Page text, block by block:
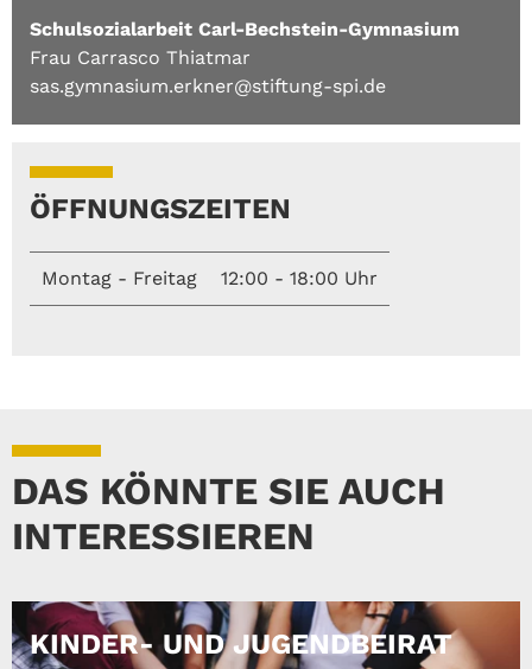
Schulsozialarbeit Carl-Bechstein-Gymnasium
Frau Carrasco Thiatmar
sas.gymnasium.erkner@stiftung-spi.de
ÖFFNUNGSZEITEN
Montag - Freitag 12:00 - 18:00 Uhr
DAS KÖNNTE SIE AUCH
INTERESSIEREN
KINDER- UND JUGENDBEIRAT